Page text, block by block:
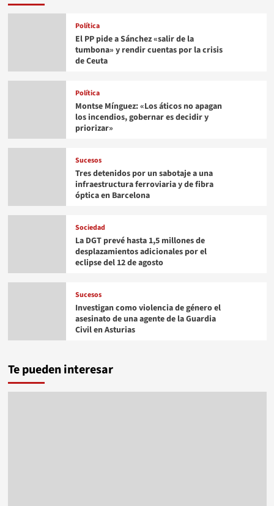
Política
El PP pide a Sánchez «salir de la
tumbona» y rendir cuentas por la crisis
de Ceuta
Política
Montse Mínguez: «Los áticos no apagan
los incendios, gobernar es decidir y
priorizar»
Sucesos
Tres detenidos por un sabotaje a una
infraestructura ferroviaria y de fibra
óptica en Barcelona
Sociedad
La DGT prevé hasta 1,5 millones de
desplazamientos adicionales por el
eclipse del 12 de agosto
Sucesos
Investigan como violencia de género el
asesinato de una agente de la Guardia
Civil en Asturias
Te pueden interesar